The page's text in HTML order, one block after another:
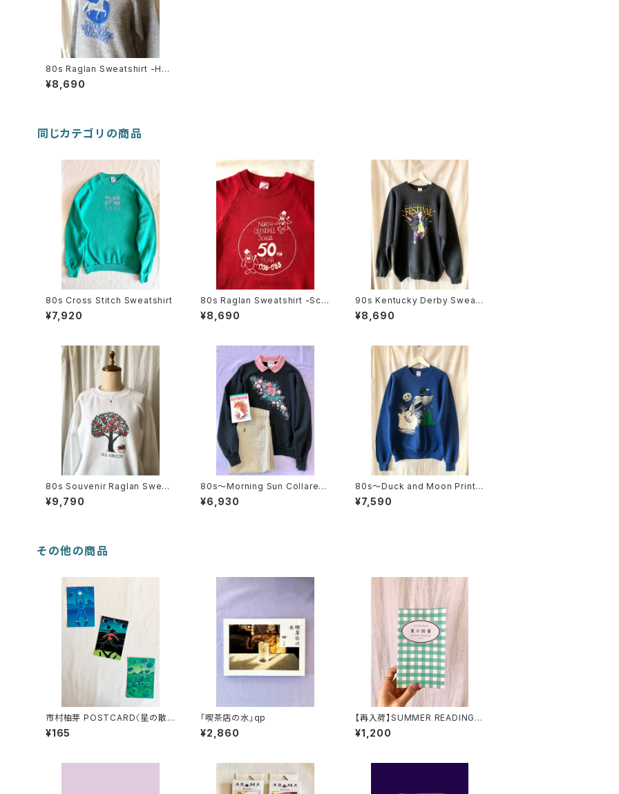
80s Raglan Sweatshirt -Hor
se
¥8,690
同じカテゴリの商品
80s Cross Stitch Sweatshirt
¥7,920
80s Raglan Sweatshirt -Sch
ool
¥8,690
90s Kentucky Derby Sweats
hirt
¥8,690
80s Souvenir Raglan Sweat
shirt
¥9,790
80s〜Morning Sun Collared
Sweatshirt
¥6,930
80s〜Duck and Moon Print S
weatshirt
¥7,590
その他の商品
市村柚芽 POSTCARD〈星の散
歩〉
¥165
「喫茶店の水」qp
¥2,860
【再入荷】SUMMER READING Z
INE 2025
¥1,200